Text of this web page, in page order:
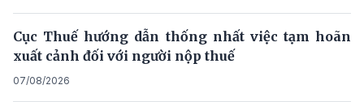
Cục Thuế hướng dẫn thống nhất việc tạm hoãn
xuất cảnh đối với người nộp thuế
07/08/2026